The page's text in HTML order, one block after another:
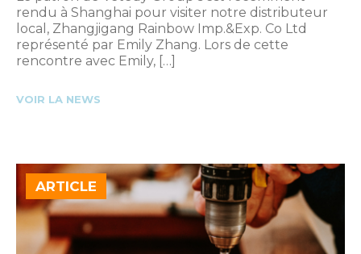
rendu à Shanghai pour visiter notre distributeur
local, Zhangjigang Rainbow Imp.&Exp. Co Ltd
représenté par Emily Zhang. Lors de cette
rencontre avec Emily, […]
VOIR LA NEWS
ARTICLE